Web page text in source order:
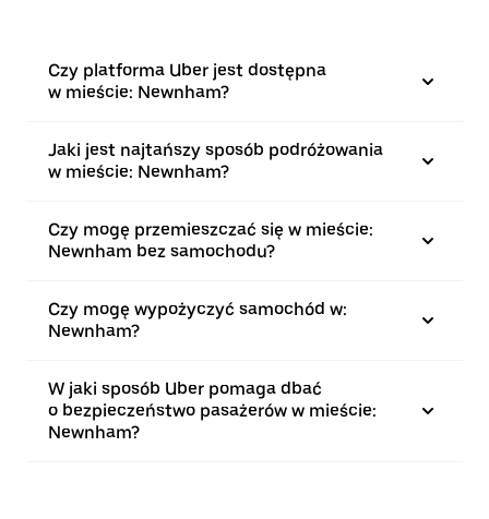
Czy platforma Uber jest dostępna
w mieście: Newnham?
Jaki jest najtańszy sposób podróżowania
w mieście: Newnham?
Czy mogę przemieszczać się w mieście:
Newnham bez samochodu?
Czy mogę wypożyczyć samochód w:
Newnham?
W jaki sposób Uber pomaga dbać
o bezpieczeństwo pasażerów w mieście:
Newnham?